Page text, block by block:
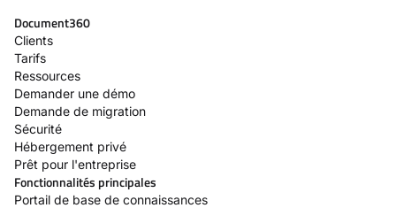
Document360
Clients
Tarifs
Ressources
Demander une démo
Demande de migration
Sécurité
Hébergement privé
Prêt pour l'entreprise
Fonctionnalités principales
Portail de base de connaissances